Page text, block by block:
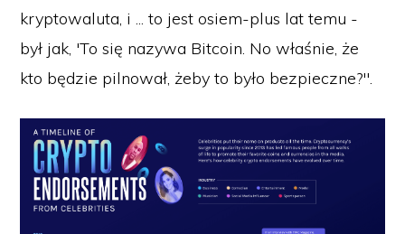
kryptowaluta, i ... to jest osiem-plus lat temu -
był jak, 'To się nazywa Bitcoin. No właśnie, że
kto będzie pilnował, żeby to było bezpieczne?".